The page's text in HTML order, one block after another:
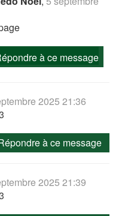
à ce message
2025 21:36
à ce message
2025 21:39